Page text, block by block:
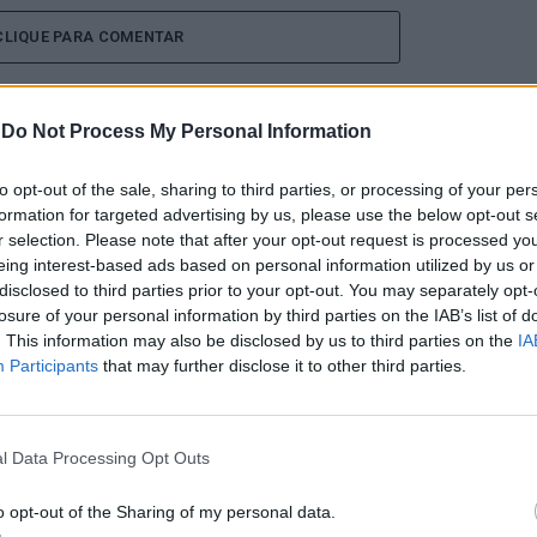
Do Not Process My Personal Information
opt-out of the sale, sharing to third parties, or processing of your
for targeted advertising by us, please use the below opt-out
selection. Please note that after your opt-out request is processed
interest-based ads based on personal information utilized by us
to third parties prior to your opt-out. You may separately
of your personal information by third parties on the IAB’s list of
This information may also be disclosed by us to third parties on the
Participants that may further disclose it to other third parties.
Data Processing Opt Outs
opt-out of the Sharing of my personal data.
PARA COMENTAR
de kitesurf
do Esposende Nortada Kite Fest vai ser o
vento e do mar. Integrado no circuito Nortada